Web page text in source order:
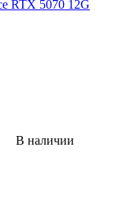
В наличии